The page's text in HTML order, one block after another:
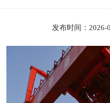
发布时间：2026-